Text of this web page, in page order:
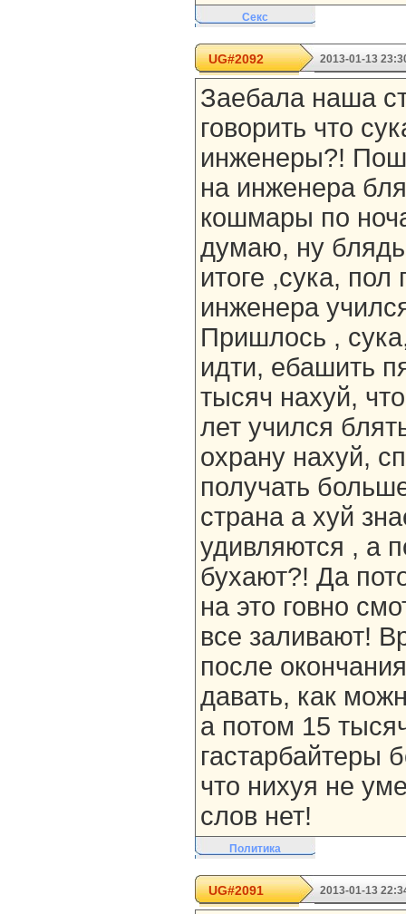
Секс
UG#2092 2013-01-13
Заебала наша
говорить что
инженеры?!
на инженера
кошмары по
думаю, ну
итоге ,сука, пол
инженера
Пришлось ,
идти, ебашить
тысяч нахуй,
лет учился
охрану нахуй,
получать
страна а хуй
удивляются , а
бухают?! Да
на это говно
все заливают!
после
давать, как
а потом 15
гастарбайтеры
что нихуя не
слов нет!
Политика
UG#2091 2013-01-13